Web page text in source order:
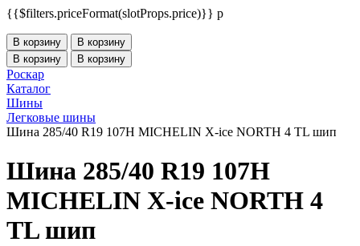
{{$filters.priceFormat(slotProps.price)}} p
В корзину
В корзину
В корзину
В корзину
Роскар
Каталог
Шины
Легковые шины
Шина 285/40 R19 107H MICHELIN X-ice NORTH 4 TL шип
Шина 285/40 R19 107H
MICHELIN X-ice NORTH 4
TL шип